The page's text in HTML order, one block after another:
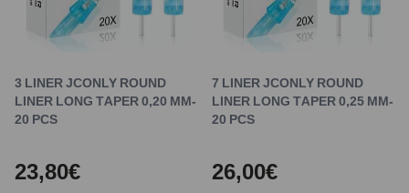
3 LINER JCONLY ROUND
LINER LONG TAPER 0,20 MM-
20 PCS
23,80€
7 LINER JCONLY ROUND
LINER LONG TAPER 0,25 MM-
20 PCS
26,00€